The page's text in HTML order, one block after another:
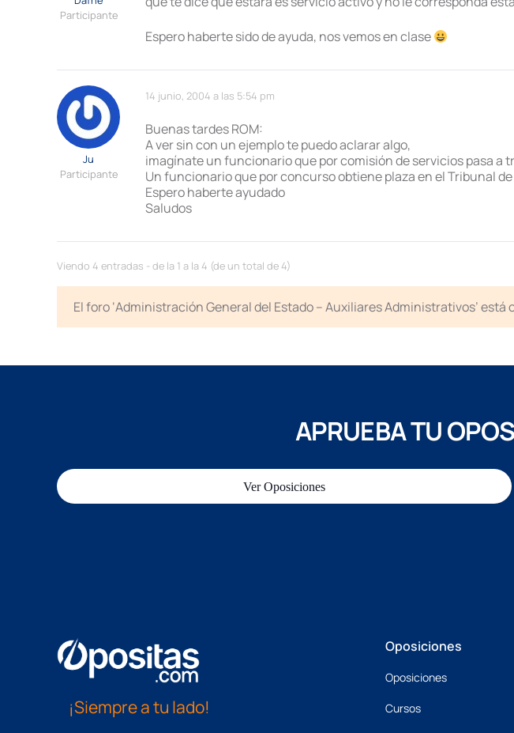
Participante
Espero haberte sido de ayuda, nos vemos en clase
14 junio, 2004 a las 5:54 pm
Ju
Participante
Buenas tardes ROM:
A ver sin con un ejemplo te puedo aclarar algo,
imagínate un funcionario que por comisión de servicios pasa a
Un funcionario que por concurso obtiene plaza en el Tribunal de
Espero haberte ayudado
Saludos
Viendo 4 entradas - de la 1 a la 4 (de un total de 4)
El foro ‘Administración General del Estado – Auxiliares Administrativos’
APRUEBA TU
Ver Oposiciones
¡Siempre a tu lado!
Oposiciones
Oposiciones
Cursos